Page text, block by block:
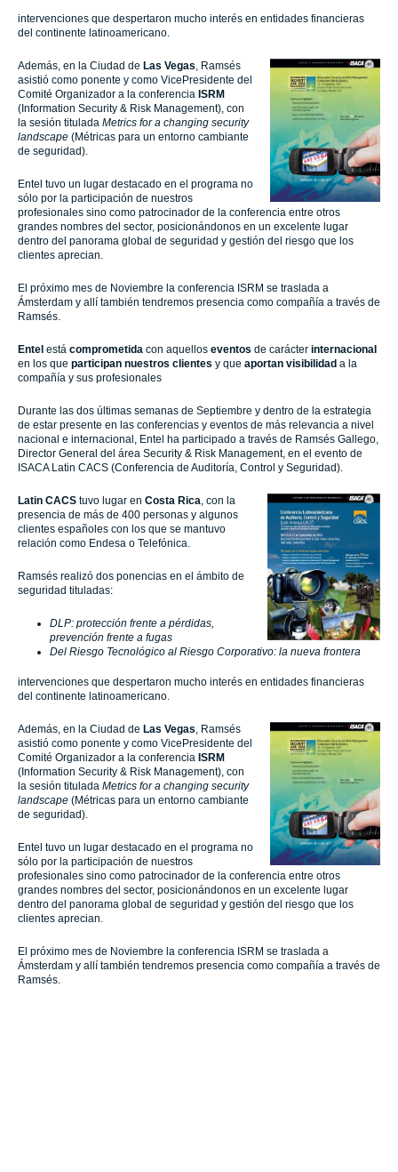
intervenciones que despertaron mucho interés en entidades financieras
del continente latinoamericano.
Además, en la Ciudad de Las Vegas, Ramsés
asistió como ponente y como VicePresidente del
Comité Organizador a la conferencia ISRM
(Information Security & Risk Management), con
la sesión titulada Metrics for a changing security
landscape (Métricas para un entorno cambiante
de seguridad).
Entel tuvo un lugar destacado en el programa no
sólo por la participación de nuestros
profesionales sino como patrocinador de la conferencia entre otros
grandes nombres del sector, posicionándonos en un excelente lugar
dentro del panorama global de seguridad y gestión del riesgo que los
clientes aprecian.
El próximo mes de Noviembre la conferencia ISRM se traslada a
Ámsterdam y allí también tendremos presencia como compañía a través de
Ramsés.
Entel está comprometida con aquellos eventos de carácter internacional
en los que participan nuestros clientes y que aportan visibilidad a la
compañía y sus profesionales
Durante las dos últimas semanas de Septiembre y dentro de la estrategia
de estar presente en las conferencias y eventos de más relevancia a nivel
nacional e internacional, Entel ha participado a través de Ramsés Gallego,
Director General del área Security & Risk Management, en el evento de
ISACA Latin CACS (Conferencia de Auditoría, Control y Seguridad).
Latin CACS tuvo lugar en Costa Rica, con la
presencia de más de 400 personas y algunos
clientes españoles con los que se mantuvo
relación como Endesa o Telefónica.
Ramsés realizó dos ponencias en el ámbito de
seguridad tituladas:
DLP: protección frente a pérdidas,
prevención frente a fugas
Del Riesgo Tecnológico al Riesgo Corporativo: la nueva frontera
intervenciones que despertaron mucho interés en entidades financieras
del continente latinoamericano.
Además, en la Ciudad de Las Vegas, Ramsés
asistió como ponente y como VicePresidente del
Comité Organizador a la conferencia ISRM
(Information Security & Risk Management), con
la sesión titulada Metrics for a changing security
landscape (Métricas para un entorno cambiante
de seguridad).
Entel tuvo un lugar destacado en el programa no
sólo por la participación de nuestros
profesionales sino como patrocinador de la conferencia entre otros
grandes nombres del sector, posicionándonos en un excelente lugar
dentro del panorama global de seguridad y gestión del riesgo que los
clientes aprecian.
El próximo mes de Noviembre la conferencia ISRM se traslada a
Ámsterdam y allí también tendremos presencia como compañía a través de
Ramsés.